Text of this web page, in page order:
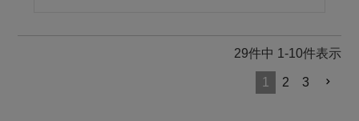
29件中 1 -10件表示
1 2 3